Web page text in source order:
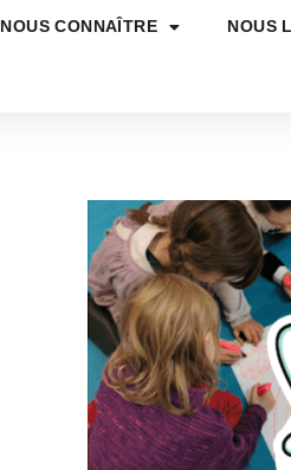
NOUS CONNAÎTRE NOUS